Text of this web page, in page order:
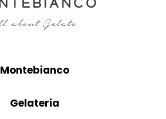
Montebianco
Gelateria